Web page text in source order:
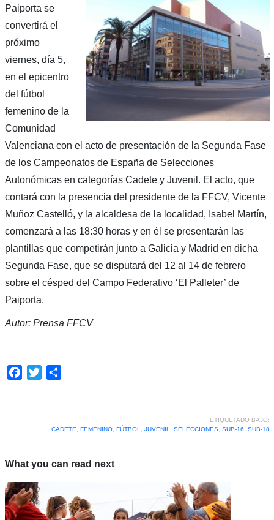
Paiporta se
convertirá el
próximo
viernes, día 5,
en el epicentro
del fútbol
femenino de la
Comunidad
Valenciana con el acto de presentación de la Segunda Fase
de los Campeonatos de España de Selecciones
Autonómicas en categorías Cadete y Juvenil. El acto, que
contará con la presencia del presidente de la FFCV, Vicente
Muñoz Castelló, y la alcaldesa de la localidad, Isabel Martín,
comenzará a las 18:30 horas y en él se presentarán las
plantillas que competirán junto a Galicia y Madrid en dicha
Segunda Fase, que se disputará del 12 al 14 de febrero
sobre el césped del Campo Federativo ‘El Palleter’ de
Paiporta.
Autor: Prensa FFCV
Facebook
Twitter
ETIQUETADO BAJO:
CADETE
FEMENINO, FÚTBOL JUVENIL SELECCIONES, SUB-16 SUB-18
What you can read next